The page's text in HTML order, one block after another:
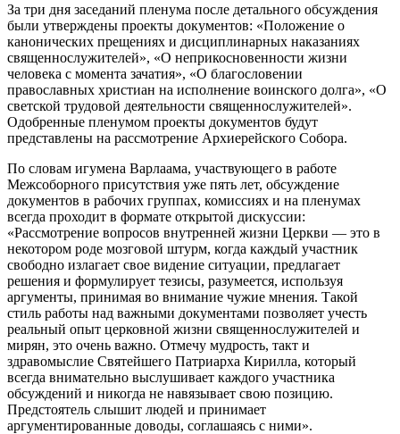
За три дня заседаний пленума после детального обсуждения
были утверждены проекты документов: «Положение о
канонических прещениях и дисциплинарных наказаниях
священнослужителей», «О неприкосновенности жизни
человека с момента зачатия», «О благословении
православных христиан на исполнение воинского долга», «О
светской трудовой деятельности священнослужителей».
Одобренные пленумом проекты документов будут
представлены на рассмотрение Архиерейского Собора.
По словам игумена Варлаама, участвующего в работе
Межсоборного присутствия уже пять лет, обсуждение
документов в рабочих группах, комиссиях и на пленумах
всегда проходит в формате открытой дискуссии:
«Рассмотрение вопросов внутренней жизни Церкви — это в
некотором роде мозговой штурм, когда каждый участник
свободно излагает свое видение ситуации, предлагает
решения и формулирует тезисы, разумеется, используя
аргументы, принимая во внимание чужие мнения. Такой
стиль работы над важными документами позволяет учесть
реальный опыт церковной жизни священнослужителей и
мирян, это очень важно. Отмечу мудрость, такт и
здравомыслие Святейшего Патриарха Кирилла, который
всегда внимательно выслушивает каждого участника
обсуждений и никогда не навязывает свою позицию.
Предстоятель слышит людей и принимает
аргументированные доводы, соглашаясь с ними».